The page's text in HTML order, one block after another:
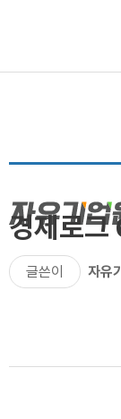
경제로그
글쓴이 자유